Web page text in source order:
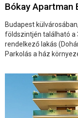
Bókay Apartman
Budapest
földszintjén található a
rendelkező lakás
Parkolás a ház